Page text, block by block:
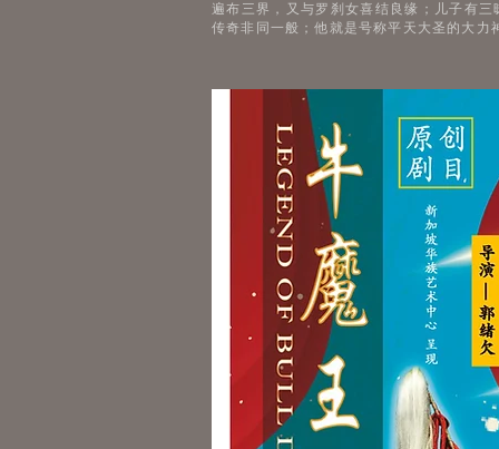
遍布三界，又与罗刹女喜结良缘；儿子有
传奇非同一般；他就是号称平天大圣的大力